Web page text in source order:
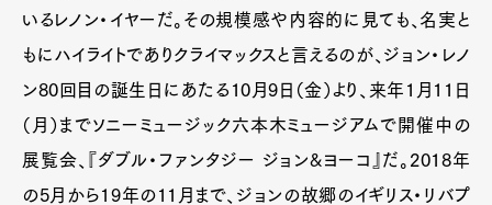
いるレノン・イヤーだ。その規模感や内容的に見ても、名実と
もにハイライトでありクライマックスと言えるのが、ジョン・レノ
ン80回目の誕生日にあたる10月9日（金）より、来年1月11日
（月）までソニーミュージック六本木ミュージアムで開催中の
展覧会、『ダブル・ファンタジー ジョン&ヨーコ』だ。2018年
の5月から19年の11月まで、ジョンの故郷のイギリス・リバプ